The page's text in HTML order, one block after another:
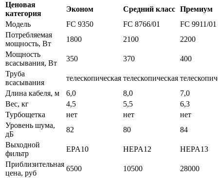
Ценовая
категория
Эконом Средний класс Премиум
Модель
FC 9350 FC 8766/01
FC 9911/01
Потребляемая
мощность, Вт
1800 2100
2200
Мощность
всасывания, Вт
350 370
400
Труба
всасывания
телескопическая телескопическая
Длина кабеля, м
6,0 8,0
7,0
Вес, кг
4,5 5,5
6,3
Турбощетка
нет нет
нет
Уровень шума,
дБ
82 80
84
Выходной
фильтр
EPA10 HEPA12
HEPA13
Приблизительная
цена, руб
6500 10500 28000